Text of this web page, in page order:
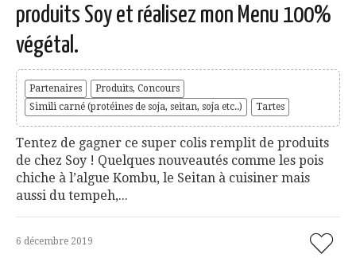
produits Soy et réalisez mon Menu 100%
végétal.
Partenaires
Produits, Concours
Simili carné (protéines de soja, seitan, soja etc..)
Tartes
Tentez de gagner ce super colis remplit de produits
de chez Soy ! Quelques nouveautés comme les pois
chiche à l’algue Kombu, le Seitan à cuisiner mais
aussi du tempeh,...
6 décembre 2019